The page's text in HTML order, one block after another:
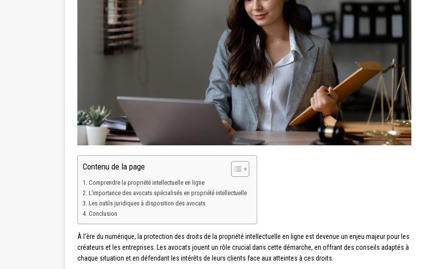
Contenu de la page
Comprendre la propriété intellectuelle en ligne
L’importance des avocats spécialisés en propriété intellectuelle
Les outils juridiques à disposition des avocats
Conclusion
À l’ère du numérique, la protection des droits de la propriété intellectuelle en ligne est devenue un enjeu majeur pour les
créateurs et les entreprises. Les avocats jouent un rôle crucial dans cette démarche, en offrant des conseils adaptés à
chaque situation et en défendant les intérêts de leurs clients face aux atteintes à ces droits.